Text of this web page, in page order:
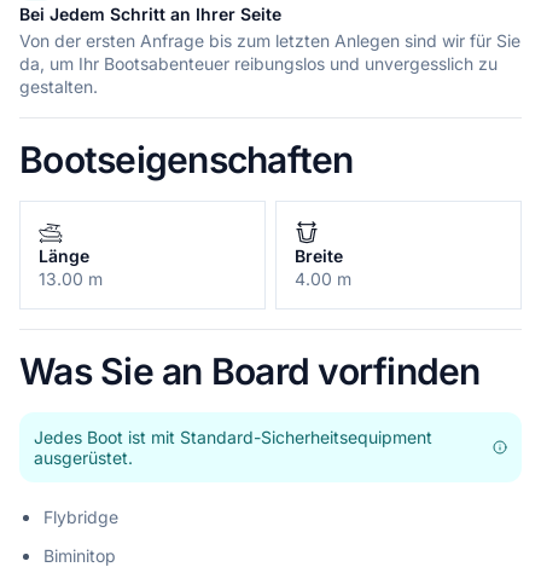
Bei Jedem Schritt an Ihrer Seite
Von der ersten Anfrage bis zum letzten Anlegen sind wir für Sie
da, um Ihr Bootsabenteuer reibungslos und unvergesslich zu
gestalten.
Bootseigenschaften
Länge
13.00 m
Breite
4.00 m
Was Sie an Board vorfinden
Jedes Boot ist mit Standard-Sicherheitsequipment
ausgerüstet.
Flybridge
Biminitop